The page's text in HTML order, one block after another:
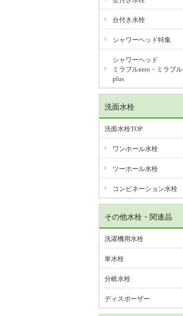
台付き水栓
シャワーヘッド特集
シャワーヘッド
ミラブルzero・ミラブル
plus
洗面水栓
洗面水栓TOP
ワンホール水栓
ツーホール水栓
コンビネーション水栓
その他水栓・関連品
洗濯機用水栓
単水栓
分岐水栓
ディスポーザー